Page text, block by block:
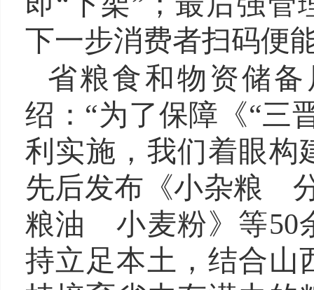
下一步消费者扫码便
省粮食和物资储
绍：“为了保障《“三
利实施，我们着眼构
先后发布《小杂粮
粮油 小麦粉》等50
持立足本土，结合山